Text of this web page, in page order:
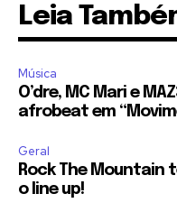
Leia
Música
O’dre, MC Mari e
afrobeat em
Geral
Rock The
o line up!